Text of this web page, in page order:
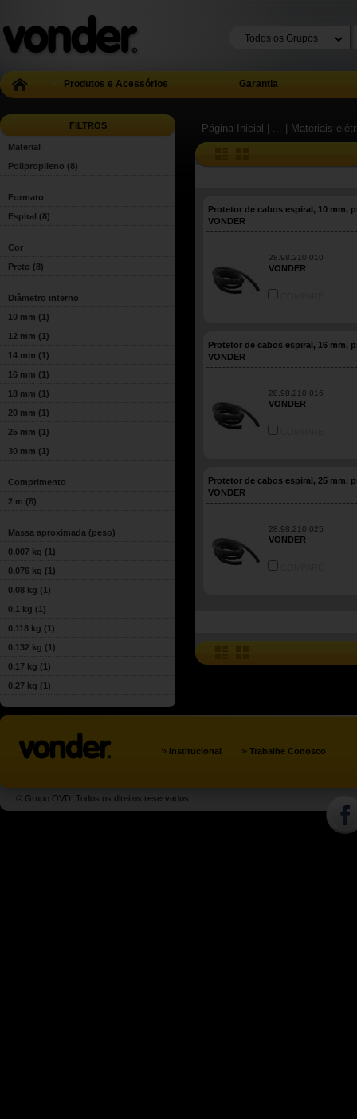
Produtos e Acessórios Garantia
FILTROS
Material
Polipropileno (8)
Formato
Espiral (8)
Cor
Preto (8)
Diâmetro interno
10 mm (1)
12 mm (1)
14 mm (1)
16 mm (1)
18 mm (1)
20 mm (1)
25 mm (1)
30 mm (1)
Comprimento
2 m (8)
Massa aproximada (peso)
0,007 kg (1)
0,076 kg (1)
0,08 kg (1)
0,1 kg (1)
0,118 kg (1)
0,132 kg (1)
0,17 kg (1)
0,27 kg (1)
Página Inicial | ... | Materiais
Protetor de cabos espiral, 10 mm,
VONDER
28.98.210.010
VONDER
Protetor de cabos espiral, 16 mm,
VONDER
28.98.210.016
VONDER
Protetor de cabos espiral, 25 mm,
VONDER
28.98.210.025
VONDER
» Institucional » Trabalhe Conosco
© Grupo OVD. Todos os direitos reservados.